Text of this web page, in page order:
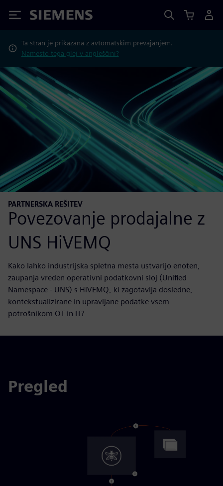
Siemens
Ta stran je prikazana z avtomatskim prevajanjem.
Namesto tega glej v angleščini?
PARTNERSKA REŠITEV
Povezovanje prodajalne z
UNS HiVEMQ
Kako lahko industrijska spletna mesta ustvarijo enoten,
zaupanja vreden operativni podatkovni sloj (Unified
Namespace - UNS) s HiVEMQ, ki zagotavlja dosledne,
kontekstualizirane in upravljane podatke vsem
potrošnikom OT in IT?
Pregled